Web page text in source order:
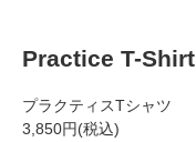
Practice T-Shirt
プラクティスTシャツ
3,850円(税込)